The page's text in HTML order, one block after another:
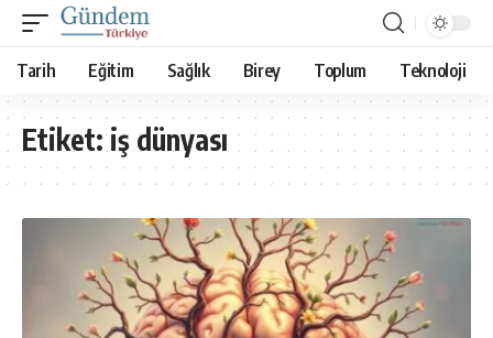
Tarih Eğitim Sağlık Birey Toplum Teknoloji
Etiket:iş dünyası